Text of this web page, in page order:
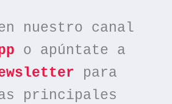
nuestro canal
o apúntate a
para
principales